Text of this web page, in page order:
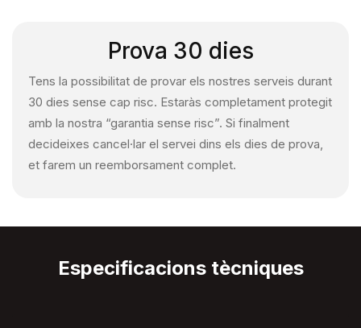
Prova 30 dies
Tens la possibilitat de provar els nostres serveis durant
30 dies sense cap risc. Estaràs completament protegit
amb la nostra “garantia sense risc”. Si finalment
decideixes cancel·lar el servei dins els dies de prova,
et farem un reemborsament complet.
Especificacions tècniques